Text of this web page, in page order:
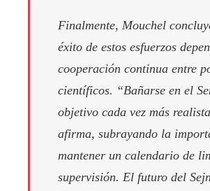
Finalmente, Mouchel
éxito de estos esfuerzos
cooperación continua entre
científicos. “Bañarse en el
objetivo cada vez más
afirma, subrayando la
mantener un calendario de
supervisión. El futuro del